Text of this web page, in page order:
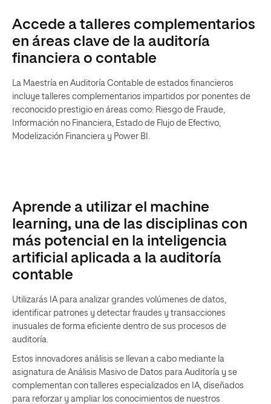
Accede a talleres complementarios
en áreas clave de la auditoría
financiera o contable
La Maestría en Auditoría Contable de estados financieros
incluye talleres complementarios impartidos por ponentes de
reconocido prestigio en áreas como: Riesgo de Fraude,
Información no Financiera, Estado de Flujo de Efectivo,
Modelización Financiera y Power BI.
Aprende a utilizar el machine
learning, una de las disciplinas con
más potencial en la inteligencia
artificial aplicada a la auditoría
contable
Utilizarás IA para analizar grandes volúmenes de datos,
identificar patrones y detectar fraudes y transacciones
inusuales de forma eficiente dentro de sus procesos de
auditoría.
Estos innovadores análisis se llevan a cabo mediante la
asignatura de Análisis Masivo de Datos para Auditoría y se
complementan con talleres especializados en IA, diseñados
para reforzar y ampliar los conocimientos de nuestros